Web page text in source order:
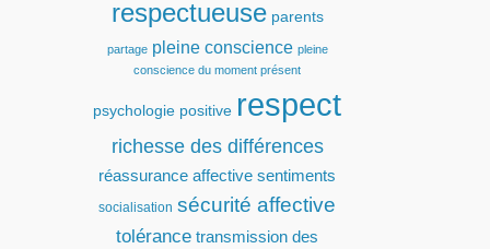
respectueuse parents
partage pleine conscience pleine
conscience du moment présent
psychologie positive respect
richesse des différences
réassurance affective sentiments
socialisation sécurité affective
tolérance transmission des